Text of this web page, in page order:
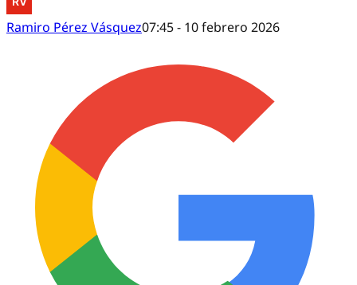
Ramiro Pérez Vásquez07:45 - 10 febrero 2026